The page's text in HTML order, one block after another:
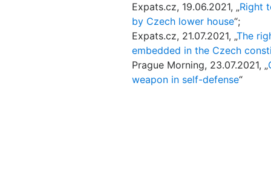
Expats.cz, 19.06.2021, „Right
by Czech lower house“;
Expats.cz, 21.07.2021, „The
embedded in the Czech
Prague Morning, 23.07.2021, „
weapon in self-defense“